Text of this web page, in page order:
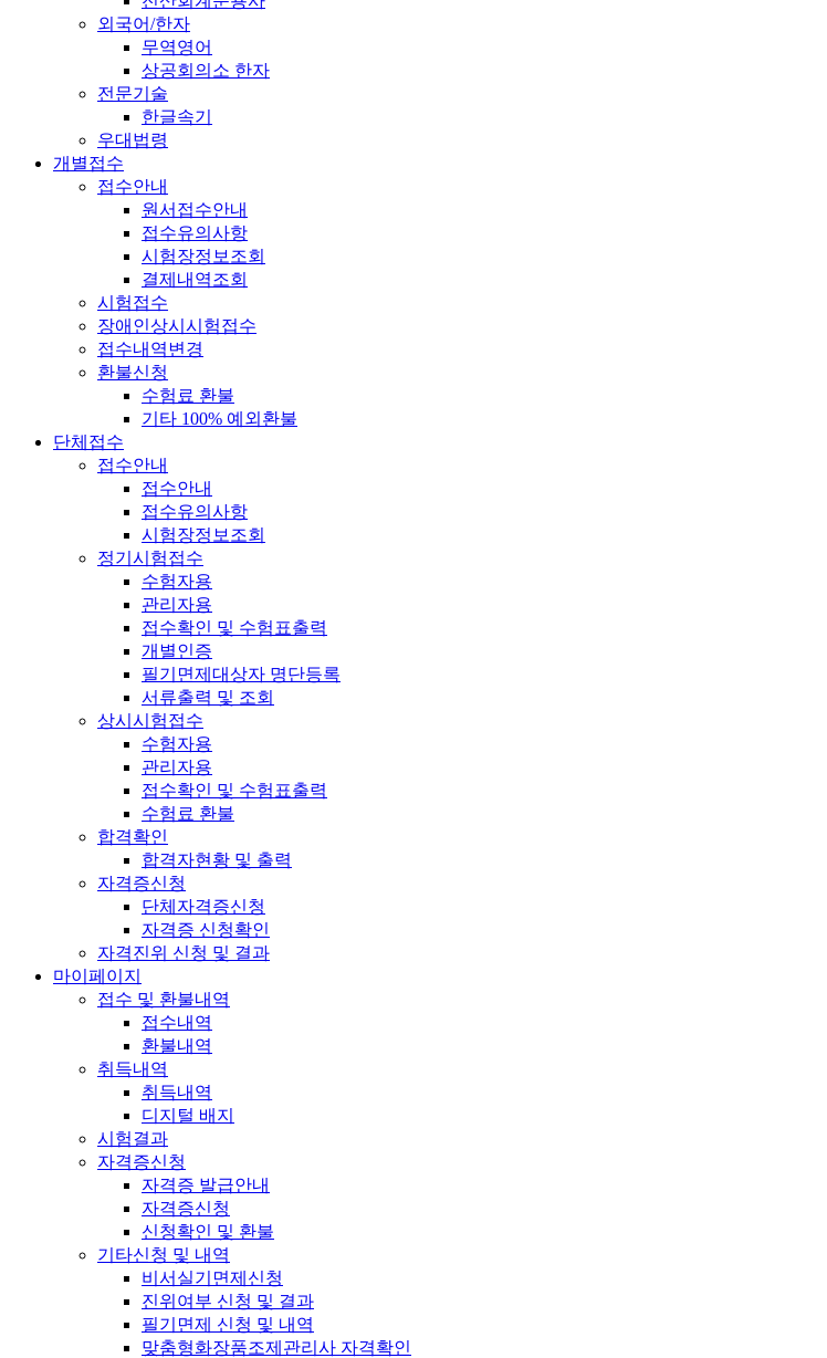
외국어/한자
무역영어
상공회의소 한자
전문기술
한글속기
우대법령
개별접수
접수안내
원서접수안내
접수유의사항
시험장정보조회
결제내역조회
시험접수
장애인상시시험접수
접수내역변경
환불신청
수험료 환불
기타 100% 예외환불
단체접수
접수안내
접수안내
접수유의사항
시험장정보조회
정기시험접수
수험자용
관리자용
접수확인 및 수험표출력
개별인증
필기면제대상자 명단등록
서류출력 및 조회
상시시험접수
수험자용
관리자용
접수확인 및 수험표출력
수험료 환불
합격확인
합격자현황 및 출력
자격증신청
단체자격증신청
자격증 신청확인
자격진위 신청 및 결과
마이페이지
접수 및 환불내역
접수내역
환불내역
취득내역
취득내역
디지털 배지
시험결과
자격증신청
자격증 발급안내
자격증신청
신청확인 및 환불
기타신청 및 내역
비서실기면제신청
진위여부 신청 및 결과
필기면제 신청 및 내역
맞춤형화장품조제관리사 자격확인